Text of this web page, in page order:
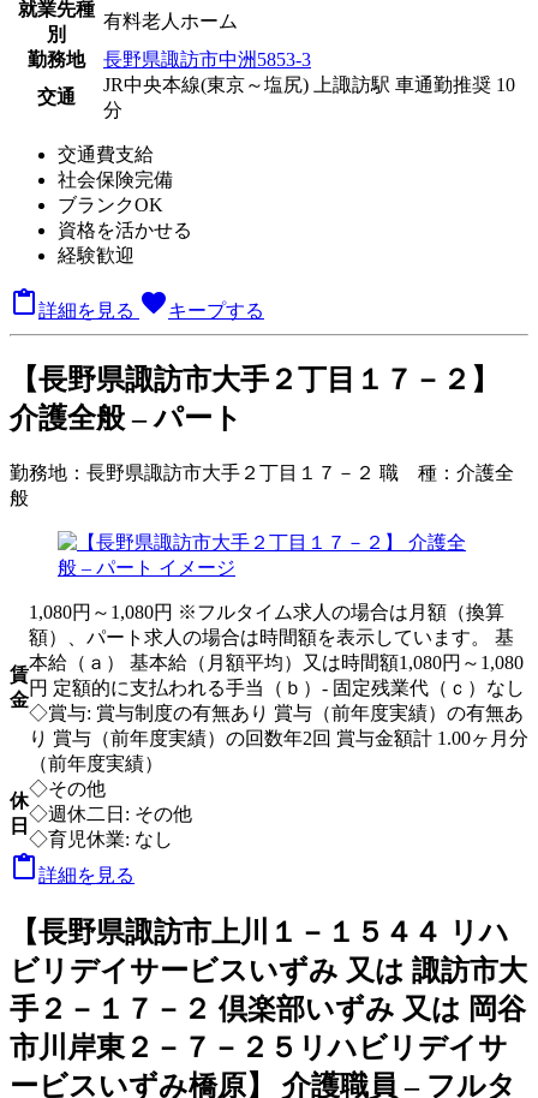
就業先種
別
有料老人ホーム
勤務地
長野県諏訪市中洲5853-3
交通
JR中央本線(東京～塩尻) 上諏訪駅 車通勤推奨 10
分
交通費支給
社会保険完備
ブランクOK
資格を活かせる
経験歓迎
詳細を見る favoriteキープする
【長野県諏訪市大手２丁目１７－２】
介護全般 – パート
勤務地： 長野県諏訪市大手２丁目１７－２ 職 種： 介護全
般
賃
金
1,080円～1,080円 ※フルタイム求人の場合は月額（換算
額）、パート求人の場合は時間額を表示しています。 基
本給（ａ） 基本給（月額平均）又は時間額1,080円～1,080
円 定額的に支払われる手当（ｂ）- 固定残業代（ｃ）なし
◇賞与: 賞与制度の有無あり 賞与（前年度実績）の有無あ
り 賞与（前年度実績）の回数年2回 賞与金額計 1.00ヶ月分
（前年度実績）
休
日
◇その他
◇週休二日: その他
◇育児休業: なし
詳細を見る
【長野県諏訪市上川１－１５４４ リハ
ビリデイサービスいずみ 又は 諏訪市大
手２－１７－２ 倶楽部いずみ 又は 岡谷
市川岸東２－７－２５リハビリデイサ
ービスいずみ橋原】 介護職員 – フルタ